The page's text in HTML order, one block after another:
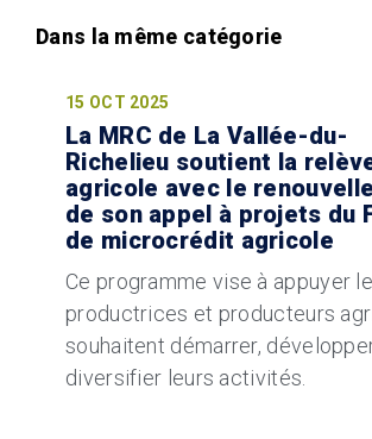
15 OCT 2025
La MRC de La Vallée-du-
Richelieu soutient la
agricole avec le
de son appel à projets du
de microcrédit agricole
Ce programme vise à appuyer
productrices et producteurs
souhaitent démarrer,
diversifier leurs activités.